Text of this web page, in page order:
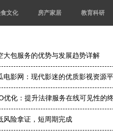
文化 房产家居 教育科研
大包服务的优势与发展趋势详解
电影网：现代影迷的优质影视资源
优化：提升法律服务在线可见性的
风险拿证，短周期完成